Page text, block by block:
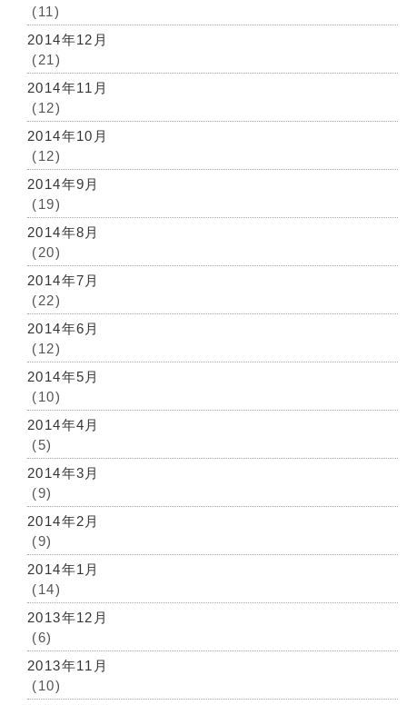
(11)
2014年12月
(21)
2014年11月
(12)
2014年10月
(12)
2014年9月
(19)
2014年8月
(20)
2014年7月
(22)
2014年6月
(12)
2014年5月
(10)
2014年4月
(5)
2014年3月
(9)
2014年2月
(9)
2014年1月
(14)
2013年12月
(6)
2013年11月
(10)